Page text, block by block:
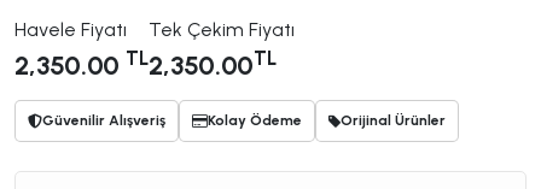
Havele Fiyatı
2,350.00 TL
Tek Çekim Fiyatı
2,350.00TL
Güvenilir Alışveriş Kolay Ödeme Orijinal Ürünler